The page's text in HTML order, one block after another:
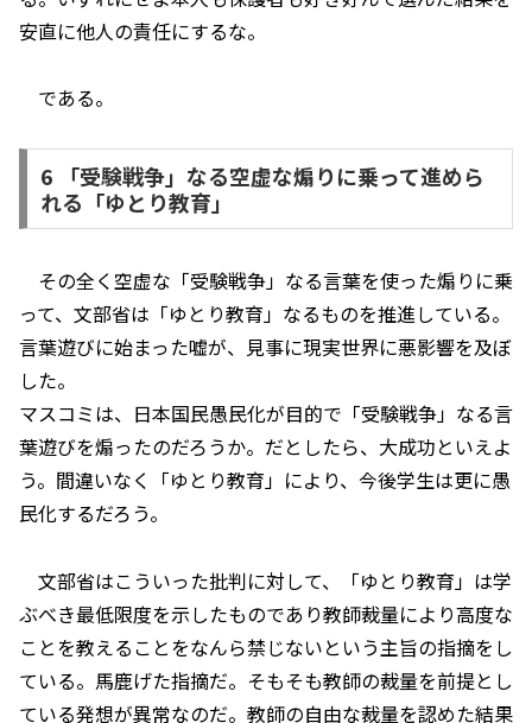
安直に他人の責任にするな。
である。
6 「受験戦争」なる空虚な煽りに乗って進めら
れる「ゆとり教育」
その全く空虚な「受験戦争」なる言葉を使った煽りに乗
って、文部省は「ゆとり教育」なるものを推進している。
言葉遊びに始まった嘘が、見事に現実世界に悪影響を及ぼ
した。
マスコミは、日本国民愚民化が目的で「受験戦争」なる言
葉遊びを煽ったのだろうか。だとしたら、大成功といえよ
う。間違いなく「ゆとり教育」により、今後学生は更に愚
民化するだろう。
文部省はこういった批判に対して、「ゆとり教育」は学
ぶべき最低限度を示したものであり教師裁量により高度な
ことを教えることをなんら禁じないという主旨の指摘をし
ている。馬鹿げた指摘だ。そもそも教師の裁量を前提とし
ている発想が異常なのだ。教師の自由な裁量を認めた結果